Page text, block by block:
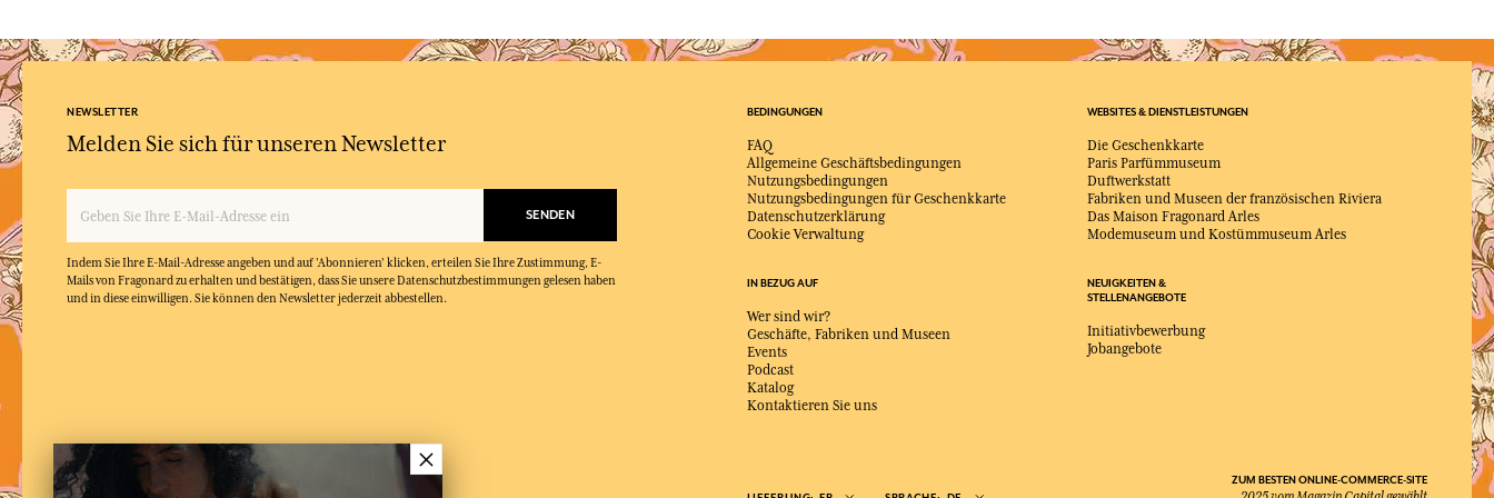
NEWSLETTER
Melden Sie sich für unseren Newsletter
SENDEN
Indem Sie Ihre E-Mail-Adresse angeben und auf 'Abonnieren' klicken, erteilen Sie Ihre Zustimmung, E-
Mails von Fragonard zu erhalten und bestätigen, dass Sie unsere Datenschutzbestimmungen gelesen haben
und in diese einwilligen. Sie können den Newsletter jederzeit abbestellen.
BEDINGUNGEN
FAQ
Allgemeine Geschäftsbedingungen
Nutzungsbedingungen
Nutzungsbedingungen für Geschenkkarte
Datenschutzerklärung
Cookie Verwaltung
WEBSITES & DIENSTLEISTUNGEN
Die Geschenkkarte
Paris Parfümmuseum
Duftwerkstatt
Fabriken und Museen der französischen Riviera
Das Maison Fragonard Arles
Modemuseum und Kostümmuseum Arles
IN BEZUG AUF
Wer sind wir?
Geschäfte, Fabriken und Museen
Events
Podcast
Katalog
Kontaktieren Sie uns
NEUIGKEITEN &
STELLENANGEBOTE
Initiativbewerbung
Jobangebote
ZUM BESTEN ONLINE-COMMERCE-SITE
×